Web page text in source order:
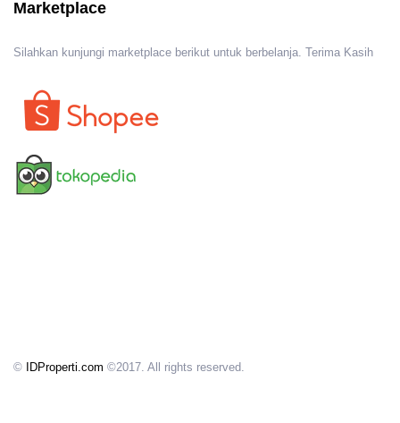
Marketplace
Silahkan kunjungi marketplace berikut untuk berbelanja. Terima Kasih
© IDProperti.com ©2017. All rights reserved.